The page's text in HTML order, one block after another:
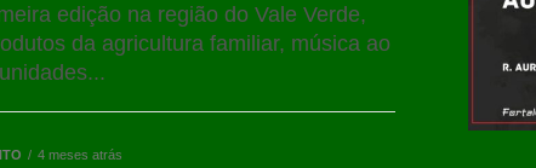
edição na região do Vale Verde,
da agricultura familiar, música ao
4 meses atrás